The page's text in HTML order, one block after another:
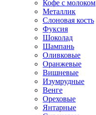
Кофе с молоком
Металлик
Слоновая кость
Фуксия
Шоколад
Шампань
Оливковые
Оранжевые
Вишневые
Изумрудные
Венге
Ореховые
Янтарные